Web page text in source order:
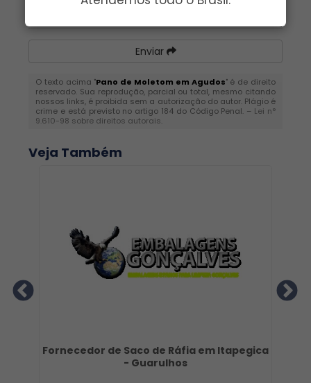
Enviar
O texto acima "Pano de Moletom em Agudos" é de direito
reservado. Sua reprodução, parcial ou total, mesmo citando
nossos links, é proibida sem a autorização do autor. Plágio é
crime e está previsto no artigo 184 do Código Penal. – Lei n°
9.610-98 sobre direitos autorais.
Veja Também
Fornecedor de Saco de Ráfia em Itapegica
- Guarulhos